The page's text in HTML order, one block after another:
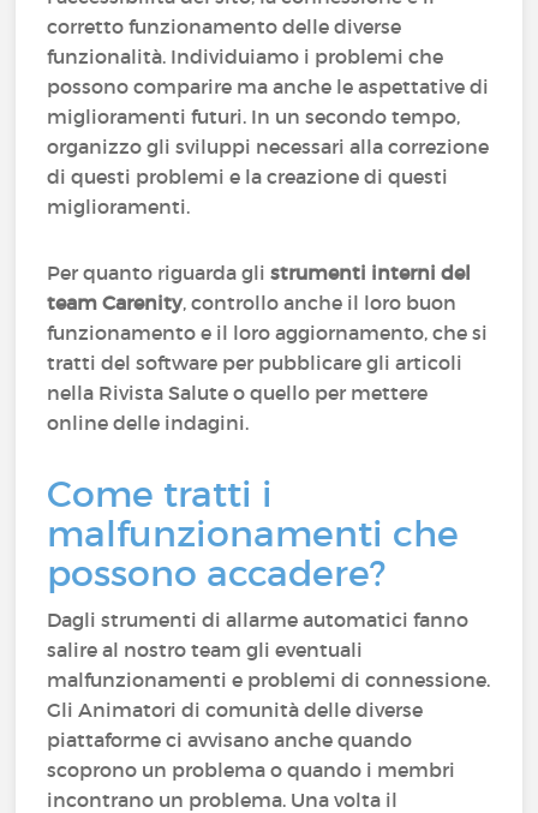
corretto funzionamento delle diverse
funzionalità. Individuiamo i problemi che
possono comparire ma anche le aspettative di
miglioramenti futuri. In un secondo tempo,
organizzo gli sviluppi necessari alla correzione
di questi problemi e la creazione di questi
miglioramenti.
Per quanto riguarda glistrumenti interni del
team Carenity, controllo anche il loro buon
funzionamento e il loro aggiornamento, che si
tratti del software per pubblicare gli articoli
nella Rivista Salute o quello per mettere
online delle indagini.
Come tratti i
malfunzionamenti che
possono accadere?
Dagli strumenti di allarme automatici fanno
salire al nostro team gli eventuali
malfunzionamenti e problemi di connessione.
Gli Animatori di comunità delle diverse
piattaforme ci avvisano anche quando
scoprono un problema o quando i membri
incontrano un problema. Una volta il